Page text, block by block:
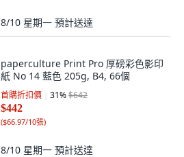
8/10 星期一 預計送達
paperculture Print Pro 厚磅彩色影印
紙 No 14 藍色 205g, B4, 66個
首購折扣價 31%$642
$442
($66.97/10張)
8/10 星期一 預計送達